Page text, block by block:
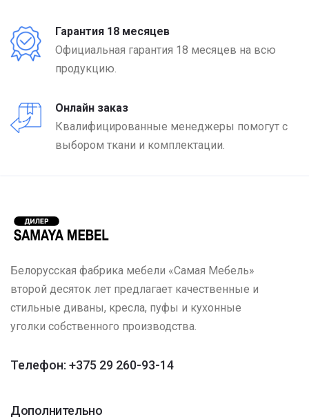
Гарантия 18 месяцев
Официальная гарантия 18 месяцев на всю
продукцию.
Онлайн заказ
Квалифицированные менеджеры помогут с
выбором ткани и комплектации.
Белорусская фабрика мебели «Самая Мебель»
второй десяток лет предлагает качественные и
стильные диваны, кресла, пуфы и кухонные
уголки собственного производства.
Телефон: +375 29 260-93-14
Дополнительно